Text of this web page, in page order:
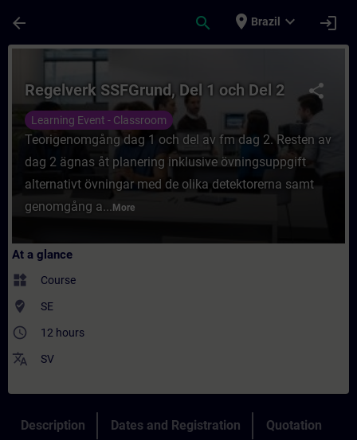
arrow_back search place Brazil expand_more login
Course - Regelverk SSF​Grund, Del 1
share
Regelverk SSF​Grund, Del 1 och Del 2
Learning Event - Classroom
Teorigenomgång dag 1 och del av fm dag 2. Resten av
dag 2 ägnas åt planering inklusive övningsuppgift
alternativt övningar med de olika detektorerna samt
genomgång a... More
At a glance
widgets Course
where_to_vote SE
access_time 12 hours
translate SV
Description Dates and Registration Quotation